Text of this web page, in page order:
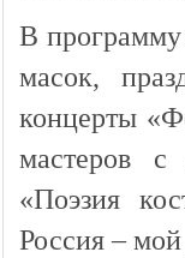
В программу
масок,
концерты
мастеров с
«Поэзия
Россия –